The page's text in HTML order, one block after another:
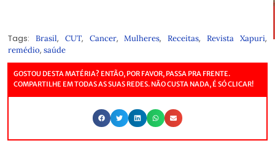
Tags: Brasil, CUT, Cancer,Mulheres,Receitas,Revista Xapuri,
remédio, saúde
GOSTOU DESTA MATÉRIA? ENTÃO, POR FAVOR, PASSA PRA FRENTE.
COMPARTILHE EM TODAS AS SUAS REDES. NÃO CUSTA NADA, É SÓ CLICAR!